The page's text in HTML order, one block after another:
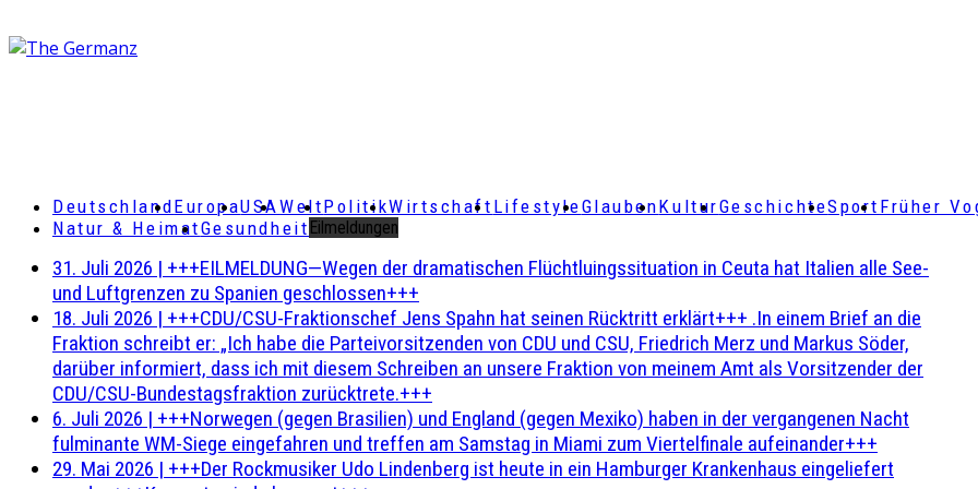
DeutschlandEuropaUSAWeltPolitikWirtschaft LifestyleGlaubenKulturGeschichteSport Früher
Natur & HeimatGesundheit Eilmeldungen
31. Juli 2026 | +++EILMELDUNG—Wegen der dramatischen Flüchtluingssituation in Ceuta hat Italien alle See-
und Luftgrenzen zu Spanien geschlossen+++
18. Juli 2026 | +++CDU/CSU-Fraktionschef Jens Spahn hat seinen Rücktritt erklärt+++ .In einem Brief an die
Fraktion schreibt er: „Ich habe die Parteivorsitzenden von CDU und CSU, Friedrich Merz und Markus Söder,
darüber informiert, dass ich mit diesem Schreiben an unsere Fraktion von meinem Amt als Vorsitzender der
CDU/CSU-Bundestagsfraktion zurücktrete.+++
6. Juli 2026 | +++Norwegen (gegen Brasilien) und England (gegen Mexiko) haben in der vergangenen Nacht
fulminante WM-Siege eingefahren und treffen am Samstag in Miami zum Viertelfinale aufeinander+++
29. Mai 2026 | +++Der Rockmusiker Udo Lindenberg ist heute in ein Hamburger Krankenhaus eingeliefert